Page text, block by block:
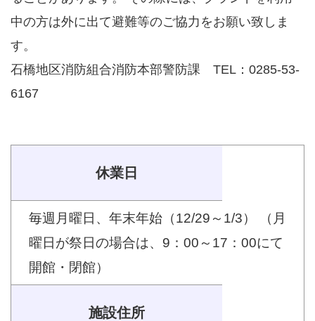
中の方は外に出て避難等のご協力をお願い致しま
す。
石橋地区消防組合消防本部警防課 TEL：0285-53-
6167
休業日
毎週月曜日、年末年始（12/29～1/3） （月
曜日が祭日の場合は、9：00～17：00にて
開館・閉館）
施設住所